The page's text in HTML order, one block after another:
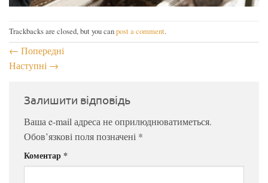
Trackbacks are closed, but you canpost a comment.
← Попередні
Наступні →
Залишити відповідь
Ваша e-mail адреса не оприлюднюватиметься.
Обов’язкові поля позначені *
Коментар *